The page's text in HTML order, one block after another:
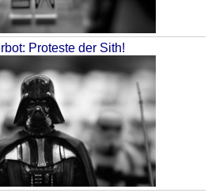
Proteste der Sith!